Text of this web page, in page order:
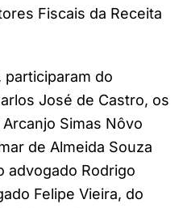
Fiscais da Receita
participaram do
José de Castro, os
Simas Nôvo
de Almeida Souza
advogado Rodrigo
Felipe Vieira, do